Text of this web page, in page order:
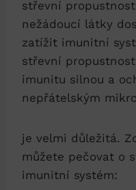
střevní
nežádoucí látky
zatížit imunitní
střevní
imunitu silnou a
nepřátelským
je velmi důležitá.
můžete pečovat o
imunitní systém: